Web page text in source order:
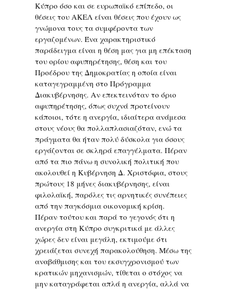
Κύπρο όσο και σε ευρωπαϊκό επίπεδο, οι
θέσεις του ΑΚΕΛ είναι θέσεις που έχουν ως
γνώμονα τους τα συμφέροντα των
εργαζομένων. Ένα χαρακτηριστικό
παράδειγμα είναι η θέση μας για μη επέκταση
του ορίου αφυπηρέτησης, θέση και του
Προέδρου της Δημοκρατίας η οποία είναι
καταγεγραμμένη στο Πρόγραμμα
Διακυβέρνησης. Αν επεκτεινόταν το όριο
αφυπηρέτησης, όπως συχνά προτείνουν
κάποιοι, τότε η ανεργία, ιδιαίτερα ανάμεσα
στους νέους θα πολλαπλασιαζόταν, ενώ τα
πράγματα θα ήταν πολύ δύσκολα για όσους
εργάζονται σε σκληρά επαγγέλματα. Πέραν
από τα πιο πάνω η συνολική πολιτική που
ακολουθεί η Κυβέρνηση Δ. Χριστόφια, στους
πρώτους 18 μήνες διακυβέρνησης, είναι
φιλολαϊκή, παρόλες τις αρνητικές συνέπειες
από την παγκόσμια οικονομική κρίση.
Πέραν τούτου και παρά το γεγονός ότι η
ανεργία στη Κύπρο συγκριτικά με άλλες
χώρες δεν είναι μεγάλη, εκτιμούμε ότι
χρειάζεται συνεχή παρακολούθηση. Μέσω της
αναβάθμισης και του εκσυγχρονισμού των
κρατικών μηχανισμών, τίθεται ο στόχος να
μην καταγράφεται απλά η ανεργία, αλλά να